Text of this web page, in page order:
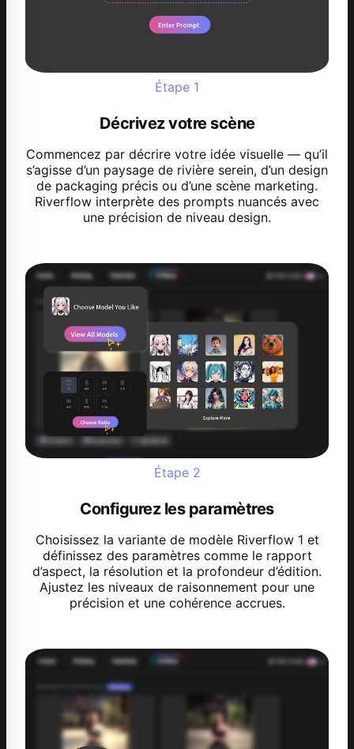
Étape 1
Décrivez votre scène
Commencez par décrire votre idée visuelle — qu’il
s’agisse d’un paysage de rivière serein, d’un design
de packaging précis ou d’une scène marketing.
Riverflow interprète des prompts nuancés avec
une précision de niveau design.
Étape 2
Configurez les paramètres
Choisissez la variante de modèle Riverflow 1 et
définissez des paramètres comme le rapport
d’aspect, la résolution et la profondeur d’édition.
Ajustez les niveaux de raisonnement pour une
précision et une cohérence accrues.